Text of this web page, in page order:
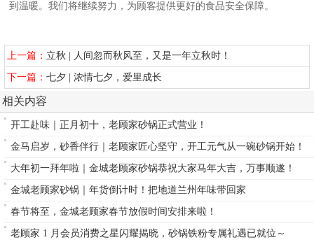
到温暖。我们将继续努力，为顾客提供更好的食品安全保障。
上一篇： 立秋 | 人间忽而秋风至，又是一年立秋时！
下一篇：七夕 | 浓情七夕，爱里成长
相关内容
开工赴味｜正月初十，老顾家砂锅正式营业！
金马启岁，砂香伴行｜老顾家匠心坚守，开工元气从一碗砂锅开始！
大年初一拜年啦｜金城老顾家砂锅恭祝大家马年大吉，万事顺遂！
金城老顾家砂锅｜年货倒计时！把地道兰州年味带回家
春节将至，金城老顾家春节放假时间安排来啦！
老顾家 1 月会员消费之星闪耀揭晓，砂锅铁粉专属礼遇已就位～